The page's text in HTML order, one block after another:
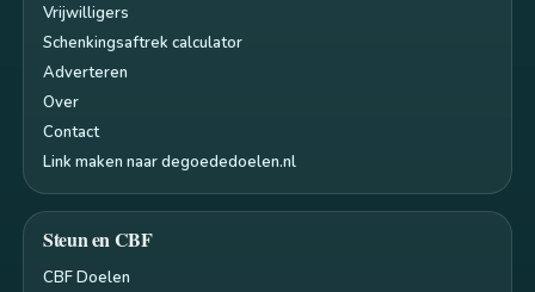
Vrijwilligers
Schenkingsaftrek calculator
Adverteren
Over
Contact
Link maken naar degoededoelen.nl
Steun en CBF
CBF Doelen